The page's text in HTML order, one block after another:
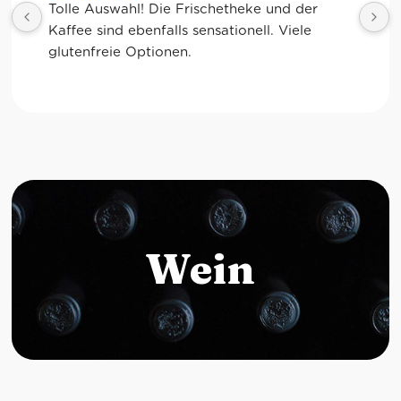
Tolle Auswahl! Die Frischetheke und der
Kaffee sind ebenfalls sensationell. Viele
glutenfreie Optionen.
Wein